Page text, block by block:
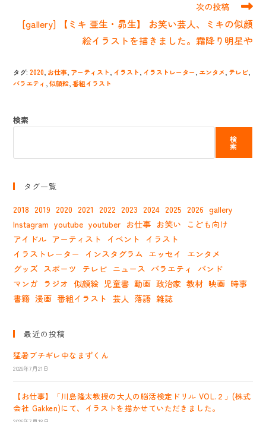
次の投稿
[gallery] 【ミキ 亜生・昴生】 お笑い芸人、ミキの似顔
絵イラストを描きました。霜降り明星や
タグ:2020, お仕事, アーティスト, イラスト, イラストレーター, エンタメ, テレビ,
バラエティ , 似顔絵, 番組イラスト
検索
検
索
タグ一覧
2018 2019 2020 2021 2022 2023 2024 2025 2026 gallery
Instagram youtube youtuber お仕事 お笑い こども向け
アイドル アーティスト イベント
イラスト
イラストレーター
インスタグラム エッセイ
エンタメ
グッズ スポーツ テレビ ニュース バラエティ
バンド
マンガ ラジオ 似顔絵 児童書 動画 政治家 教材 映画 時事
書籍 漫画 番組イラスト 芸人 落語 雑誌
最近の投稿
猛暑ブチギレ中なまずくん
2026年7月21日
【お仕事】「川島隆太教授の大人の脳活検定ドリル VOL.２」(株式
会社 Gakken)にて、イラストを描かせていただきました。